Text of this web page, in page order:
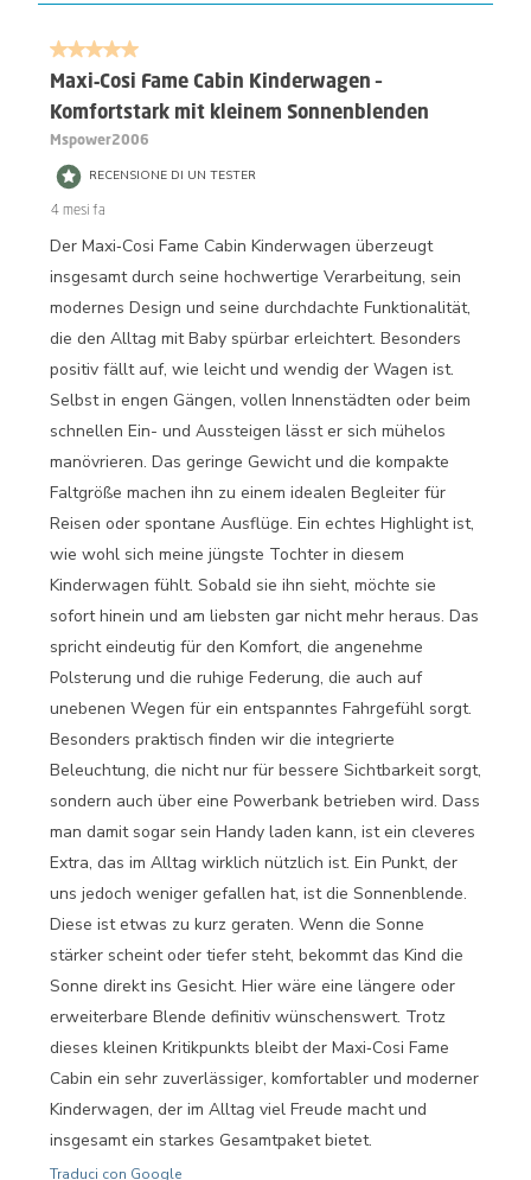
5 su 5 stelle.
Maxi‑Cosi Fame Cabin Kinderwagen –
Komfortstark mit kleinem Sonnenblenden
Mspower2006
RECENSIONE DI UN TESTER
4 mesi fa
Der Maxi‑Cosi Fame Cabin Kinderwagen überzeugt
insgesamt durch seine hochwertige Verarbeitung, sein
modernes Design und seine durchdachte Funktionalität,
die den Alltag mit Baby spürbar erleichtert. Besonders
positiv fällt auf, wie leicht und wendig der Wagen ist.
Selbst in engen Gängen, vollen Innenstädten oder beim
schnellen Ein- und Aussteigen lässt er sich mühelos
manövrieren. Das geringe Gewicht und die kompakte
Faltgröße machen ihn zu einem idealen Begleiter für
Reisen oder spontane Ausflüge. Ein echtes Highlight ist,
wie wohl sich meine jüngste Tochter in diesem
Kinderwagen fühlt. Sobald sie ihn sieht, möchte sie
sofort hinein und am liebsten gar nicht mehr heraus. Das
spricht eindeutig für den Komfort, die angenehme
Polsterung und die ruhige Federung, die auch auf
unebenen Wegen für ein entspanntes Fahrgefühl sorgt.
Besonders praktisch finden wir die integrierte
Beleuchtung, die nicht nur für bessere Sichtbarkeit sorgt,
sondern auch über eine Powerbank betrieben wird. Dass
man damit sogar sein Handy laden kann, ist ein cleveres
Extra, das im Alltag wirklich nützlich ist. Ein Punkt, der
uns jedoch weniger gefallen hat, ist die Sonnenblende.
Diese ist etwas zu kurz geraten. Wenn die Sonne
stärker scheint oder tiefer steht, bekommt das Kind die
Sonne direkt ins Gesicht. Hier wäre eine längere oder
erweiterbare Blende definitiv wünschenswert. Trotz
dieses kleinen Kritikpunkts bleibt der Maxi‑Cosi Fame
Cabin ein sehr zuverlässiger, komfortabler und moderner
Kinderwagen, der im Alltag viel Freude macht und
insgesamt ein starkes Gesamtpaket bietet.
Traduci con Google